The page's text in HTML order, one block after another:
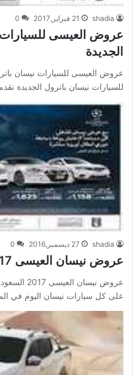
shadia 21 فبراير,2017 0
الجديدة
للسيارات نيسان باترول الجديدة
shadia 27 ديسمبر,2016 0
عروض نيسان العيسى 2017 السعودية
عروض
على كل سيارات نيسان اليوم في